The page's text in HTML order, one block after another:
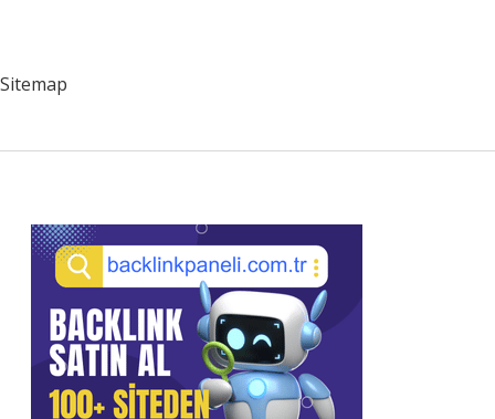
Sitemap
Sidebar